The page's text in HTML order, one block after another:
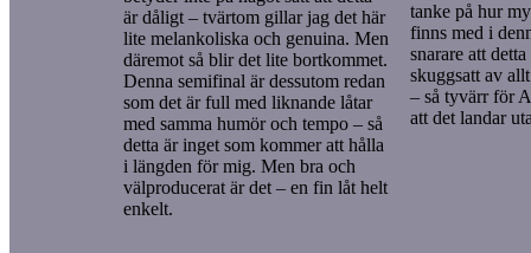
är dåligt – tvärtom gillar jag det här
lite melankoliska och genuina. Men
däremot så blir det lite bortkommet.
Denna semifinal är dessutom redan
som det är full med liknande låtar
med samma humör och tempo – så
detta är inget som kommer att hålla
i längden för mig. Men bra och
välproducerat är det – en fin låt helt
enkelt.
tanke på hur
finns med i
snarare att
skuggsatt av
– så tyvärr för
att det landar